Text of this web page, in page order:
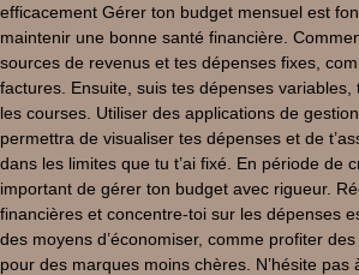
efficacement Gérer ton budget mensuel est
maintenir une bonne santé financière.
sources de revenus et tes dépenses fixes,
factures. Ensuite, suis tes dépenses variables,
les courses. Utiliser des applications de
permettra de visualiser tes dépenses et de
dans les limites que tu t’ai fixé. En période de
important de gérer ton budget avec rigueur.
financières et concentre-toi sur les dépenses
des moyens d’économiser, comme profiter
pour des marques moins chères. N’hésite pas